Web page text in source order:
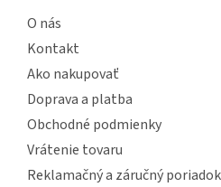
O nás
Kontakt
Ako nakupovať
Doprava a platba
Obchodné podmienky
Vrátenie tovaru
Reklamačný a záručný poriadok